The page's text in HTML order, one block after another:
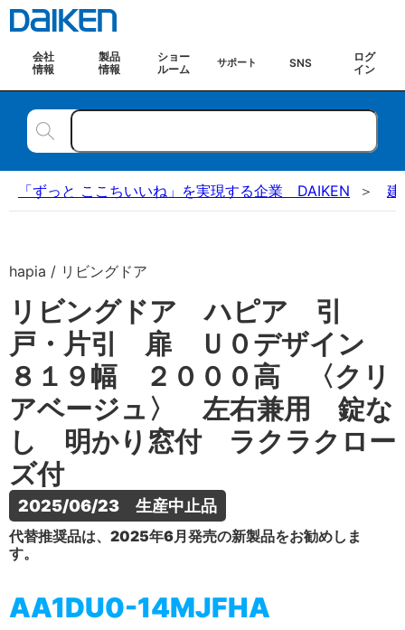
会社
情報
製品
情報
ショー
ルーム
サポート SNS
ログ
イン
「ずっと ここちいいね」を実現する企業 DAIKEN 建
hapia / リビングドア
リビングドア ハピア 引
戸・片引 扉 Ｕ０デザイン
８１９幅 ２０００高 〈クリ
アベージュ〉 左右兼用 錠な
し 明かり窓付 ラクラクロー
ズ付
2025/06/23　生産中止品
代替推奨品は、2025年6月発売の新製品をお勧めしま
す。
AA1DU0-14MJFHA